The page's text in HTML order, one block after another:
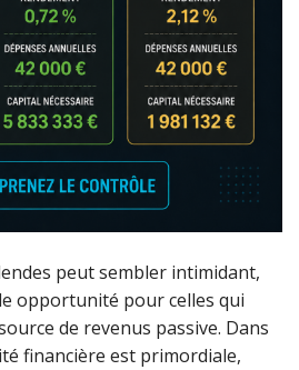
peut sembler intimidant,
opportunité pour celles qui
de revenus passive. Dans
financière est primordiale,